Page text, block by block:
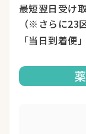
最短翌日受け
（※さらに23
「当日到着便